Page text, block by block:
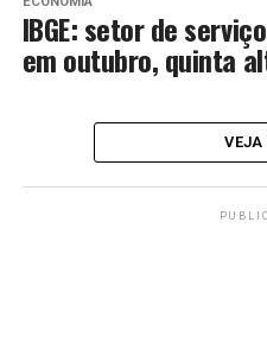
IBGE: setor de
em outubro, quinta